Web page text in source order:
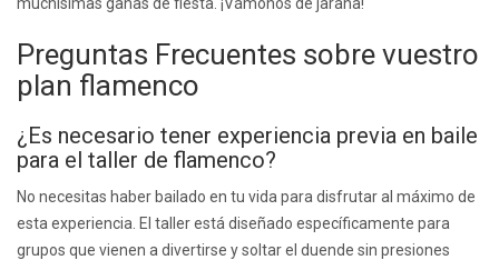
Preguntas Frecuentes sobre vuestro
plan flamenco
¿Es necesario tener experiencia previa en baile
para el taller de flamenco?
No necesitas haber bailado en tu vida para disfrutar al máximo de
esta experiencia. El taller está diseñado específicamente para
grupos que vienen a divertirse y soltar el duende sin presiones